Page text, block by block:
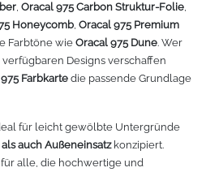
, Oracal 975 Carbon Struktur-Folie,
Honeycomb, Oracal 975 Premium
Farbtöne wie Oracal 975 Dune. Wer
Designs verschaffen
Farbkarte die passende Grundlage
für leicht gewölbte Untergründe
auch Außeneinsatzkonzipiert.
alle, die hochwertige und